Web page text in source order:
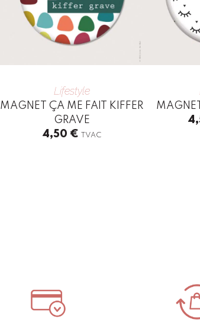
Lifestyle
MAGNET ÇA ME FAIT KIFFER
GRAVE
4,50 € TVAC